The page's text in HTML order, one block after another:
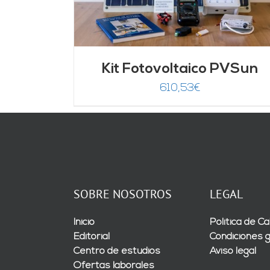
Kit Fotovoltaico PVSun
610,53€
SOBRE NOSOTROS
Inicio
Editorial
Centro de estudios
Ofertas laborales
LEGAL
Política de
Condiciones
Aviso legal